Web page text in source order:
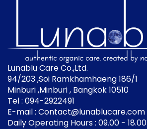
Lunablu Care Co.,Ltd.
94/203 ,Soi Ramkhamhaeng 186/1
Minburi ,Minburi , Bangkok 10510
Tel : 094-2922491
E-mail : Contact@lunablucare.com
Daily Operating Hours : 09.00 - 18.00